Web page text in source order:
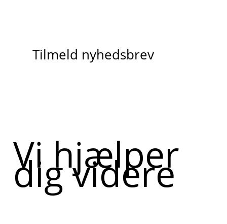
Tilmeld nyhedsbrev
Vi hjælper
dig videre